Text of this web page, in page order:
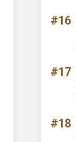
#16
#17
#18